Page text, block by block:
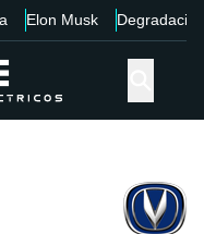
Elon Musk Degradación